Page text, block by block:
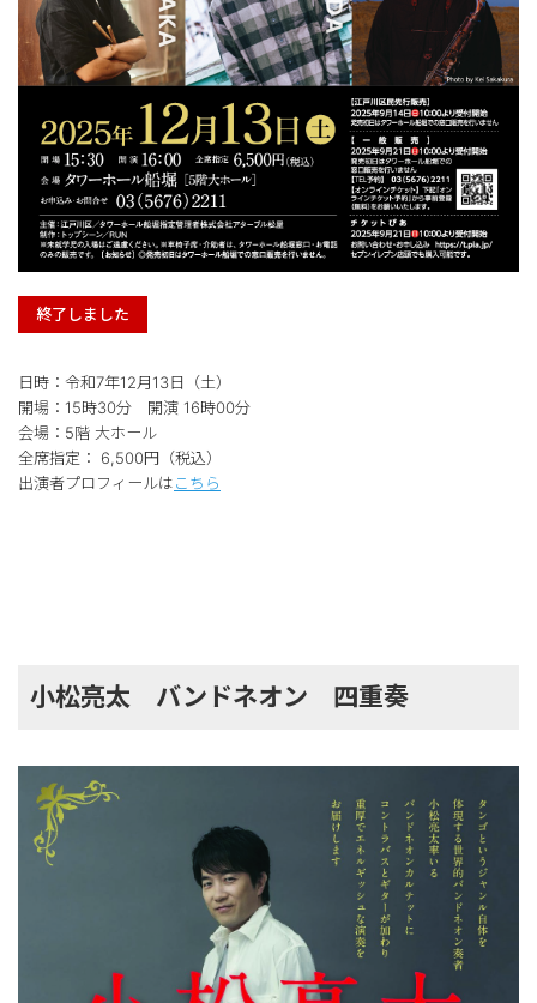
終了しました
日時：令和7年12月13日（土）
開場：15時30分 開演 16時00分
会場：5階 大ホール
全席指定： 6,500円（税込）
出演者プロフィールはこちら
小松亮太 バンドネオン 四重奏